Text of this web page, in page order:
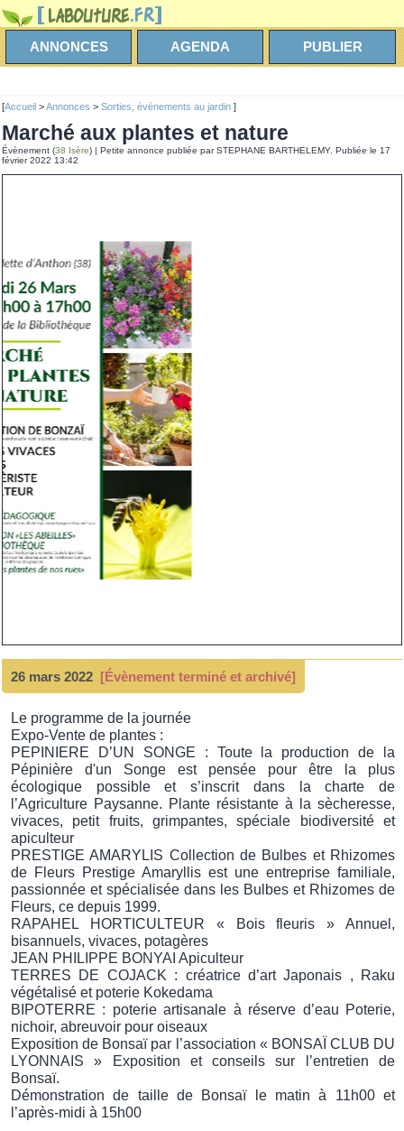
ANNONCES AGENDA PUBLIER
[Accueil >Annonces > Sorties, évènements au jardin ]
Marché aux plantes et nature
Évènement (38 Isère) | Petite annonce publiée par STEPHANE BARTHELEMY. Publiée le 17
février 2022 13:42
26 mars 2022 [Évènement terminé et archivé]
Le programme de la journée
Expo-Vente de plantes :
PEPINIERE D’UN SONGE : Toute la production de la
Pépinière d'un Songe est pensée pour être la plus
écologique possible et s’inscrit dans la charte de
l’Agriculture Paysanne. Plante résistante à la sècheresse,
vivaces, petit fruits, grimpantes, spéciale biodiversité et
apiculteur
PRESTIGE AMARYLIS Collection de Bulbes et Rhizomes
de Fleurs Prestige Amaryllis est une entreprise familiale,
passionnée et spécialisée dans les Bulbes et Rhizomes de
Fleurs, ce depuis 1999.
RAPAHEL HORTICULTEUR « Bois fleuris » Annuel,
bisannuels, vivaces, potagères
JEAN PHILIPPE BONYAI Apiculteur
TERRES DE COJACK : créatrice d’art Japonais , Raku
végétalisé et poterie Kokedama
BIPOTERRE : poterie artisanale à réserve d’eau Poterie,
nichoir, abreuvoir pour oiseaux
Exposition de Bonsaï par l’association « BONSAÏ CLUB DU
LYONNAIS » Exposition et conseils sur l’entretien de
Bonsaï.
Démonstration de taille de Bonsaï le matin à 11h00 et
l’après-midi à 15h00